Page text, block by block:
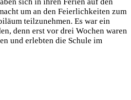
um an den Feierlichkeiten zum
teilzunehmen. Es war ein
denn erst vor drei Wochen waren
und erlebten die Schule im